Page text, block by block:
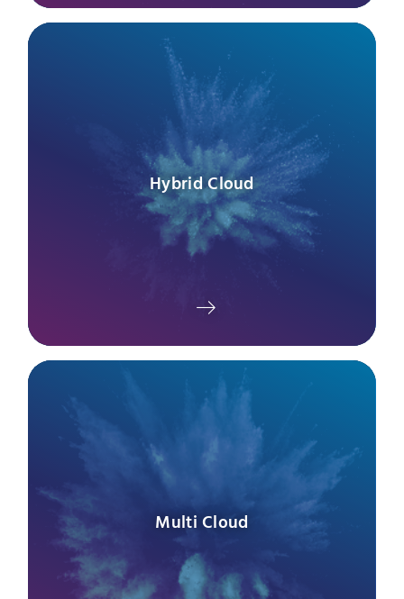
Hybrid Cloud
Multi Cloud